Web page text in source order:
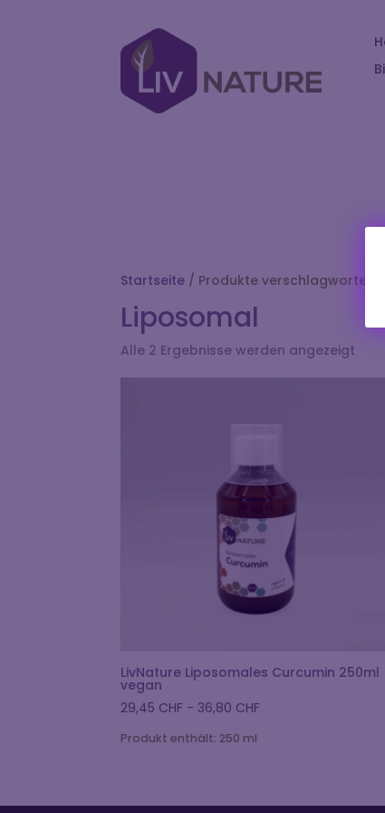
Startseite/ Produkte verschlagwortet
Liposomal
Alle 2 Ergebnisse werden angezeigt
LivNature Liposomales Curcumin 250ml
vegan
29,45 CHF - 36,80 CHF
Produkt enthält: 250 ml